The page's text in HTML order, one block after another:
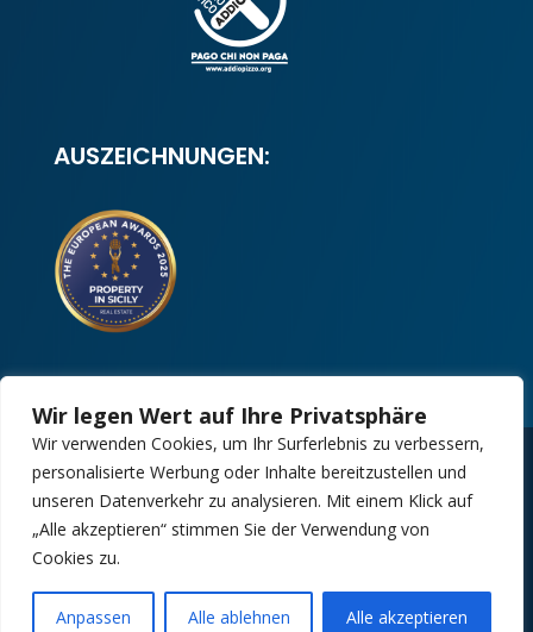
Wir legen Wert auf Ihre Privatsphäre
Wir verwenden Cookies, um Ihr Surferlebnis zu verbessern,
personalisierte Werbung oder Inhalte bereitzustellen und
unseren Datenverkehr zu analysieren. Mit einem Klick auf
„Alle akzeptieren“ stimmen Sie der Verwendung von
Cookies zu.
Anpassen Alle ablehnen Alle akzeptieren
AUSZEICHNUNGEN:
Copyright 2025 | Property in Sicily S.R.L. –
International Real Estate Agency • P.IVA: IT –
06925560820 • REA: PA – 425350
Design by:Kappaelle Comunicazione